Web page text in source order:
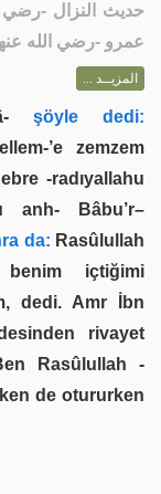
حديث النزال -رضي
عمرو -رضي الله
المزيــد ...
şöyle dedi:
’e zemzem
-radıyallahu
anh- Bâbu’r–
da: Rasûlullah
içtiğimi
dedi. Amr İbn
rivayet
Rasûlullah -
de otururken